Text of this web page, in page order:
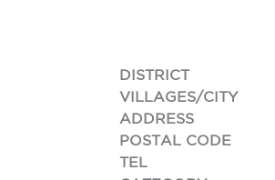
DISTRICT
VILLAGES/CITY
ADDRESS
POSTAL CODE
TEL